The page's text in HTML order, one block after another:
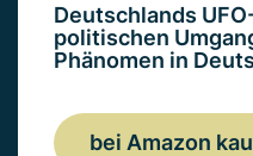
Deutschlands
politischen
Phänomen in
bei Amazon